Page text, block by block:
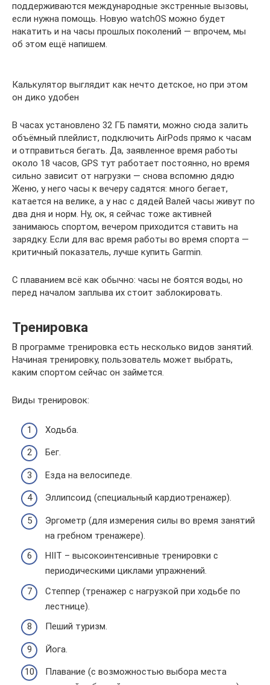
поддерживаются международные экстренные вызовы,
если нужна помощь. Новую watchOS можно будет
накатить и на часы прошлых поколений — впрочем, мы
об этом ещё напишем.
Калькулятор выглядит как нечто детское, но при этом
он дико удобен
В часах установлено 32 ГБ памяти, можно сюда залить
объёмный плейлист, подключить AirPods прямо к часам
и отправиться бегать. Да, заявленное время работы
около 18 часов, GPS тут работает постоянно, но время
сильно зависит от нагрузки — снова вспомню дядю
Женю, у него часы к вечеру садятся: много бегает,
катается на велике, а у нас с дядей Валей часы живут по
два дня и норм. Ну, ок, я сейчас тоже активней
занимаюсь спортом, вечером приходится ставить на
зарядку. Если для вас время работы во время спорта —
критичный показатель, лучше купить Garmin.
С плаванием всё как обычно: часы не боятся воды, но
перед началом заплыва их стоит заблокировать.
Тренировка
В программе тренировка есть несколько видов занятий.
Начиная тренировку, пользователь может выбрать,
каким спортом сейчас он займется.
Виды тренировок:
Ходьба.
Бег.
Езда на велосипеде.
Эллипсоид (специальный кардиотренажер).
Эргометр (для измерения силы во время занятий
на гребном тренажере).
HIIT – высокоинтенсивные тренировки с
периодическими циклами упражнений.
Степпер (тренажер с нагрузкой при ходьбе по
лестнице).
Пеший туризм.
Йога.
Плавание (с возможностью выбора места